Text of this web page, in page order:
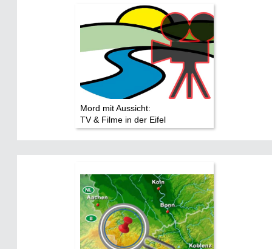
Mord mit Aussicht:
TV & Filme in der Eifel